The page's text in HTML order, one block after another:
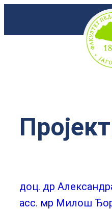
доц. др
aсс. мр Милош